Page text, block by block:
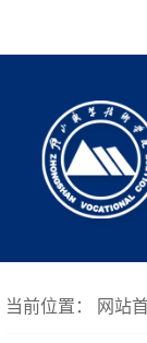
当前位置： 网站